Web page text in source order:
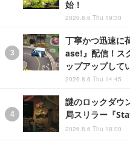
始！
2026.8.6 Thu 19:30
丁寧かつ迅速に
ase!』配信！ス
ップアップして
2026.8.6 Thu 14:45
謎のロックダウ
局スリラー『
2026.8.6 Thu 18:00